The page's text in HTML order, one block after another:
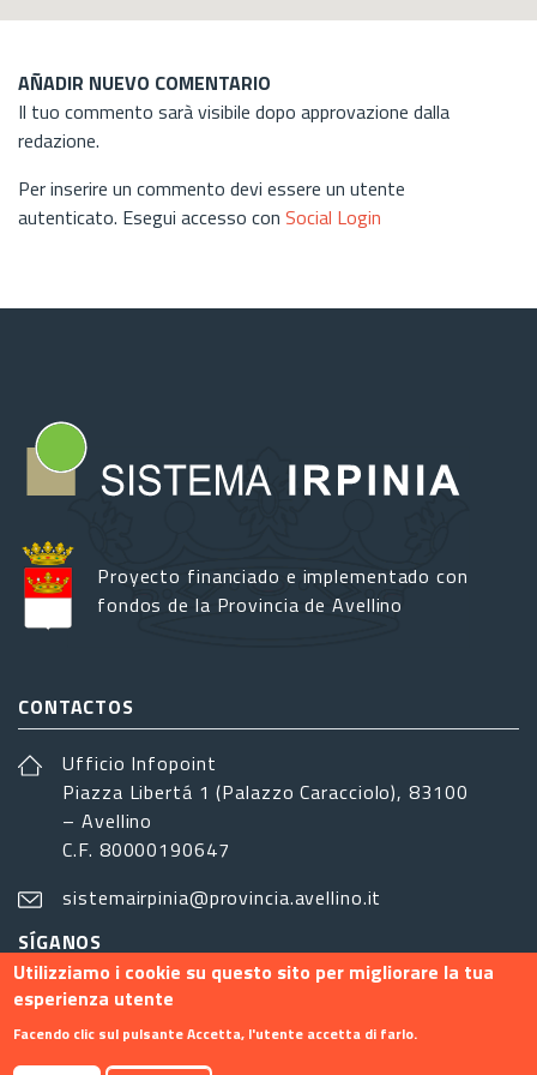
AÑADIR NUEVO COMENTARIO
Il tuo commento sarà visibile dopo approvazione dalla
redazione.
Per inserire un commento devi essere un utente
autenticato. Esegui accesso con Social Login
Proyecto financiado e implementado con
fondos de la Provincia de Avellino
CONTACTOS
Ufficio Infopoint
Piazza Libertá 1 (Palazzo Caracciolo), 83100
– Avellino
C.F. 80000190647
sistemairpinia@provincia.avellino.it
SÍGANOS
Utilizziamo i cookie su questo sito per migliorare la tua
esperienza utente
Facendo clic sul pulsante Accetta, l'utente accetta di farlo.